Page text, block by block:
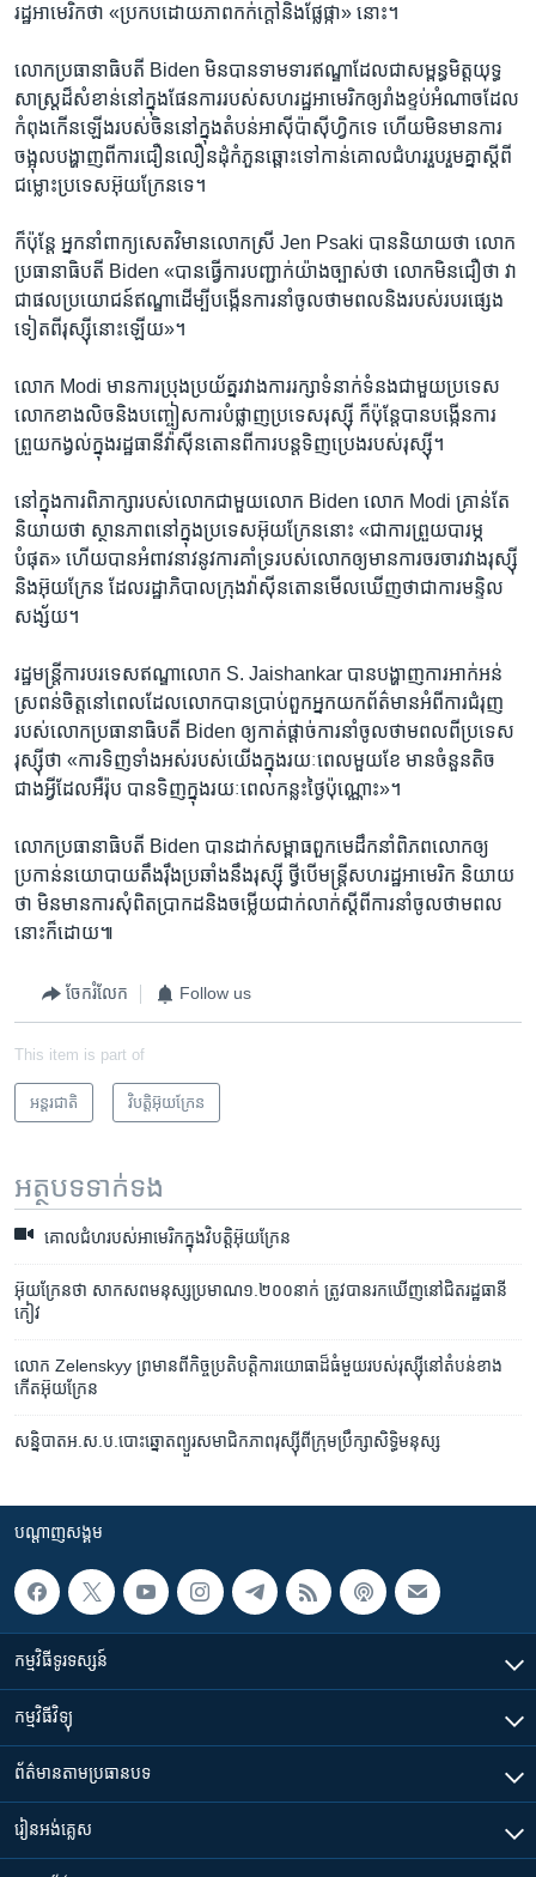
រដ្ឋ​អាមេរិក​ថា «ប្រកប​ដោយ​ភាព​កក់ក្តៅ​និង​ផ្លែផ្កា» នោះ។
លោក​ប្រធានាធិបតី Biden មិន​បាន​ទាមទារ​ឥណ្ឌា​ដែល​ជា​សម្ពន្ធមិត្ត​យុទ្ធ
សាស្ត្រ​ដ៏​សំខាន់​នៅ​ក្នុង​ផែនការ​របស់​សហរដ្ឋ​អាមេរិក​ឲ្យ​រាំង​ខ្ទប់​អំណាច​ដែល​
កំពុង​កើនឡើង​របស់​ចិន​នៅ​ក្នុង​តំបន់​អាស៊ី​ប៉ាស៊ីហ្វិក​ទេ ហើយ​មិន​មាន​ការ
ចង្អុល​បង្ហាញ​ពី​ការជឿនលឿន​ដុំ​កំភួនឆ្ពោះ​ទៅ​កាន់​គោលជំហរ​រួបរួម​គ្នា​ស្តីពី​
ជម្លោះ​ប្រទេស​អ៊ុយក្រែន​ទេ។
ក៏ប៉ុន្តែ អ្នក​នាំពាក្យ​សេតវិមាន​លោក​ស្រី Jen Psaki បាន​និយាយ​ថា លោក​
ប្រធានាធិបតី Biden «បាន​ធ្វើ​ការបញ្ជាក់​យ៉ាង​ច្បាស់​ថា លោក​មិន​ជឿ​ថា វា​
ជា​ផល​ប្រយោជន៍​ឥណ្ឌា​ដើម្បី​បង្កើន​ការនាំចូល​ថាមពល​និង​របស់​របរ​ផ្សេង​
ទៀត​ពី​រុស្ស៊ី​នោះ​ឡើយ»។
លោក Modi មាន​ការ​ប្រុង​ប្រយ័ត្ន​រវាង​ការរក្សា​ទំនាក់​ទំនង​ជាមួយ​ប្រទេស​
លោក​ខាង​លិច​និងបញ្ចៀស​ការបំផ្លាញ​ប្រទេស​រុស្ស៊ី ក៏ប៉ុន្តែបាន​បង្កើន​ការ
ព្រួយ​កង្វល់ក្នុង​រដ្ឋធានី​វ៉ាស៊ីនតោន​ពី​ការបន្ត​ទិញ​ប្រេង​របស់​រុស្ស៊ី។
នៅ​ក្នុង​ការពិភាក្សា​របស់​លោកជាមួយ​លោក Biden លោក Modi គ្រាន់តែ​
និយាយ​ថា ស្ថានភាព​នៅ​ក្នុង​ប្រទេស​អ៊ុយក្រែន​នោះ «ជា​ការព្រួយ​បារម្ភ​
បំផុត» ហើយ​បាន​អំពាវនាវ​នូវ​ការគាំទ្រ​របស់​លោក​ឲ្យ​មាន​ការចរចា​រវាង​រុស្ស៊ី​
និង​អ៊ុយក្រែន ​ដែល​រដ្ឋាភិបាល​ក្រុង​វ៉ាស៊ីនតោន​មើលឃើញ​ថា​ជា​ការមន្ទិល​
សង្ស័យ។
រដ្ឋមន្ត្រី​ការបរទេស​ឥណ្ឌា​លោក S. Jaishankar បាន​បង្ហាញ​ការអាក់អន់​
ស្រពន់​ចិត្ត​នៅពេល​ដែល​លោក​បាន​ប្រាប់​ពួក​អ្នក​យកព័ត៌មាន​អំពី​ការជំរុញ​
របស់​លោក​ប្រធានាធិបតី Biden ឲ្យ​កាត់​ផ្តាច់ការនាំចូល​ថាមពល​ពី​ប្រទេស​
រុស្ស៊ី​ថា «ការទិញ​ទាំង​អស់​របស់​យើង​ក្នុង​រយៈពេល​មួយ​ខែ មាន​ចំនួន​តិច​
ជាង​អ្វី​ដែល​អឺរ៉ុប បាន​ទិញ​ក្នុង​រយៈពេលកន្លះ​ថ្ងៃ​ប៉ុណ្ណោះ»។
លោក​ប្រធានាធិបតី Biden បាន​ដាក់​សម្ពាធ​ពួក​មេដឹកនាំ​ពិភពលោក​ឲ្យ​
ប្រកាន់​នយោបាយ​តឹងរ៉ឹង​ប្រឆាំង​នឹង​រុស្ស៊ី ថ្វីបើ​មន្ត្រី​សហរដ្ឋ​អាមេរិក និយាយ​
ថា មិន​មាន​ការសុំ​ពិតប្រាកដ​និង​ចម្លើយ​ជាក់​លាក់​ស្តីពី​ការនាំចូល​ថាមពល​
នោះ​ក៏ដោយ៕
ចែករំលែក Follow us
This item is part of
អន្តរជាតិ វិបត្តិអ៊ុយក្រែន
អត្ថបទ​ទាក់ទង
គោល​ជំហ​របស់​អាមេរិក​ក្នុង​វិបត្តិ​អ៊ុយក្រែន
អ៊ុយក្រែន​ថា សាកសព​មនុស្ស​ប្រមាណ​១.២០០នាក់​ ត្រូវ​បាន​រកឃើញ​​នៅ​ជិត​​រដ្ឋធានី​
កៀវ
លោក Zelenskyy ព្រមាន​ពី​កិច្ចប្រតិបត្តិការ​យោធា​ដ៏​ធំ​មួយ​របស់​រុស្ស៊ី​​នៅ​តំបន់​ខាង​
កើត​អ៊ុយក្រែន
សន្និបាត​អ.ស.ប.​បោះឆ្នោត​ព្យួរ​សមាជិកភាព​រុស្ស៊ី​ពី​ក្រុមប្រឹក្សា​សិទ្ធិ​មនុស្ស
បណ្តាញ​សង្គម
កម្មវិធី​ទូរទស្សន៍
កម្មវិធី​វិទ្យុ
ព័ត៌មាន​តាមប្រធានបទ​
រៀន​​អង់គ្លេស